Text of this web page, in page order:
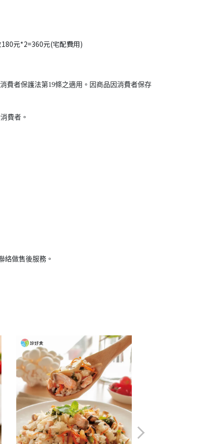
元*2=360元(宅配費用)
費者保護法第19條之適用。因商品因消費者保存
費者。
絡做售後服務。